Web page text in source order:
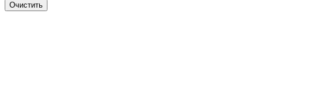
Очистить